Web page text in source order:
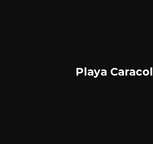
Playa Caracol